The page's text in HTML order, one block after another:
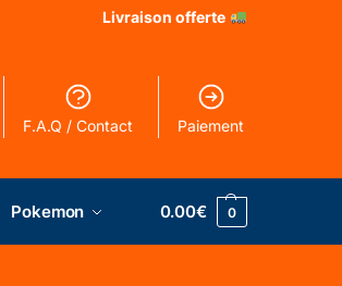
Livraison offerte
F.A.Q / Contact Paiement
Pokemon 0.00€ 0